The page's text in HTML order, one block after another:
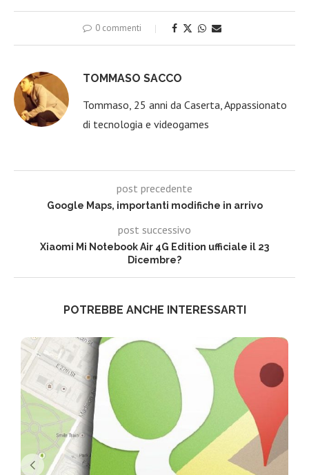
0 commenti
TOMMASO SACCO
Tommaso, 25 anni da Caserta, Appassionato
di tecnologia e videogames
post precedente
Google Maps, importanti modifiche in arrivo
post successivo
Xiaomi Mi Notebook Air 4G Edition ufficiale il 23
Dicembre?
POTREBBE ANCHE INTERESSARTI